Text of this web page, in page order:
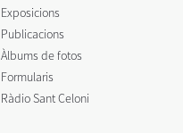
Exposicions
Publicacions
Àlbums de fotos
Formularis
Ràdio Sant Celoni